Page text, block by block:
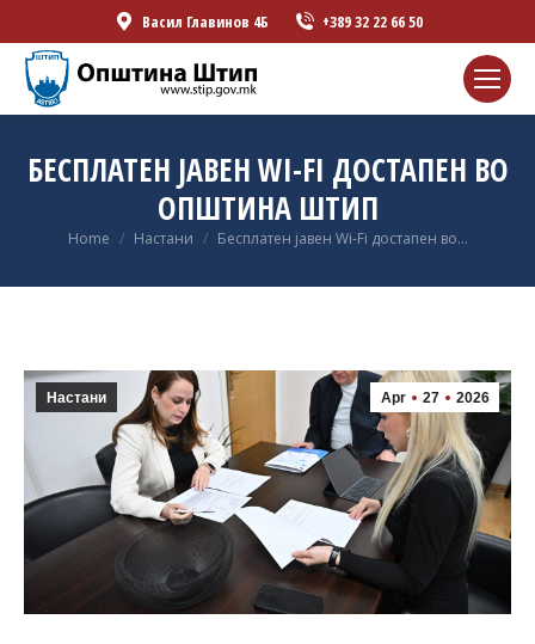
Васил Главинов 4Б +389 32 22 66 50
БЕСПЛАТЕН ЈАВЕН WI-FI ДОСТАПЕН ВО
ОПШТИНА ШТИП
You are here:
Home Настани Бесплатен јавен Wi-Fi достапен во…
Apr 27 2026
Настани